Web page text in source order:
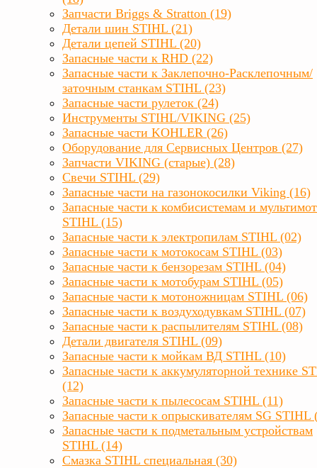
Запчасти Briggs & Stratton (19)
Детали шин STIHL (21)
Детали цепей STIHL (20)
Запасные части к RHD (22)
Запасные части к Заклепочно-Расклепочным/
заточным станкам STIHL (23)
Запасные части рулеток (24)
Инструменты STIHL/VIKING (25)
Запасные части KOHLER (26)
Оборудование для Сервисных Центров (27)
Запчасти VIKING (старые) (28)
Свечи STIHL (29)
Запасные части на газонокосилки Viking (16)
Запасные части к комбисистемам и
STIHL (15)
Запасные части к электропилам STIHL (02)
Запасные части к мотокосам STIHL (03)
Запасные части к бензорезам STIHL (04)
Запасные части к мотобурам STIHL (05)
Запасные части к мотоножницам STIHL (06)
Запасные части к воздуходувкам STIHL (07)
Запасные части к распылителям STIHL (08)
Детали двигателя STIHL (09)
Запасные части к мойкам ВД STIHL (10)
Запасные части к аккумуляторной технике
(12)
Запасные части к пылесосам STIHL (11)
Запасные части к опрыскивателям SG STIHL
Запасные части к подметальным устройствам
STIHL (14)
Смазка STIHL специальная (30)